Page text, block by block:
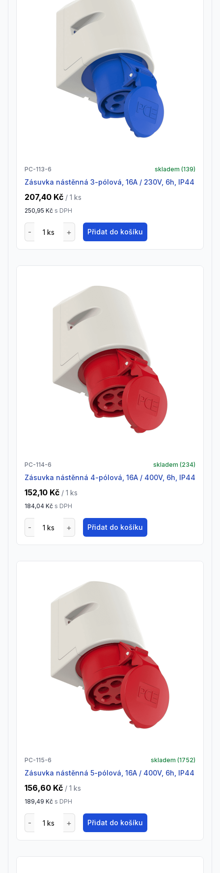
PC-113-6 skladem (139)
zásuvka nástěnná 3-pólová, 16A / 230V, 6h, IP44
207,40 Kč / 1 ks
250,95 Kč s DPH
Přidat do košíku
PC-114-6 skladem (234)
zásuvka nástěnná 4-pólová, 16A / 400V, 6h, IP44
152,10 Kč / 1 ks
184,04 Kč s DPH
Přidat do košíku
PC-115-6 skladem (1752)
zásuvka nástěnná 5-pólová, 16A / 400V, 6h, IP44
156,60 Kč / 1 ks
189,49 Kč s DPH
Přidat do košíku